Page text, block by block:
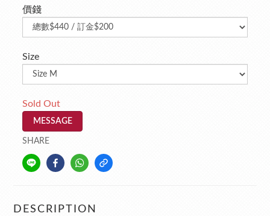
價錢
Size
Sold Out
MESSAGE
SHARE
DESCRIPTION